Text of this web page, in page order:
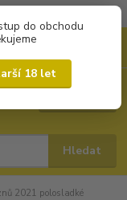
do obchodu
18 let
Hledat
2021 polosladké